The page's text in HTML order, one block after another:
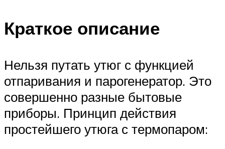
Краткое описание
Нельзя путать утюг с функцией
отпаривания и парогенератор. Это
совершенно разные бытовые
приборы. Принцип действия
простейшего утюга с термопаром: